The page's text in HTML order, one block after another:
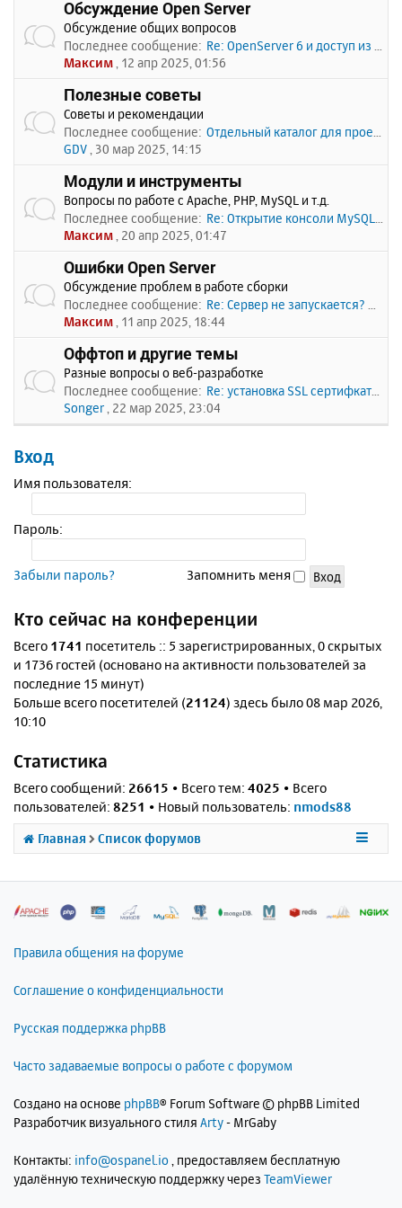
Обсуждение Open Server
Обсуждение общих вопросов
Последнее сообщение: Re: OpenServer 6 и доступ из …
Максим , 12 апр 2025, 01:56
Полезные советы
Советы и рекомендации
Последнее сообщение: Отдельный каталог для проекто…
GDV , 30 мар 2025, 14:15
Модули и инструменты
Вопросы по работе с Apache, PHP, MySQL и т.д.
Последнее сообщение: Re: Открытие консоли MySQL по…
Максим , 20 апр 2025, 01:47
Ошибки Open Server
Обсуждение проблем в работе сборки
Последнее сообщение: Re: Сервер не запускается? Пи…
Максим , 11 апр 2025, 18:44
Оффтоп и другие темы
Разные вопросы о веб-разработке
Последнее сообщение: Re: установка SSL сертифката
Songer , 22 мар 2025, 23:04
Вход
Имя пользователя:
Пароль:
Забыли пароль? Запомнить меня
Кто сейчас на конференции
Всего 1741 посетитель :: 5 зарегистрированных, 0 скрытых
и 1736 гостей (основано на активности пользователей за
последние 15 минут)
Больше всего посетителей (21124) здесь было 08 мар 2026,
10:10
Статистика
Всего сообщений: 26615 • Всего тем: 4025 • Всего
пользователей: 8251 • Новый пользователь: nmods88
Главная Список форумов
Правила общения на форуме
Соглашение о конфиденциальности
Русская поддержка phpBB
Часто задаваемые вопросы о работе с форумом
Создано на основе phpBB® Forum Software © phpBB Limited
Разработчик визуального стиля Arty- MrGaby
Контакты: info@ospanel.io , предоставляем бесплатную
удалённую техническую поддержку через TeamViewer